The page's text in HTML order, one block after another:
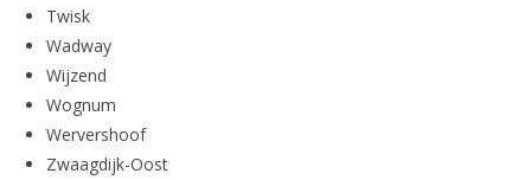
Twisk
Wadway
Wijzend
Wognum
Wervershoof
Zwaagdijk-Oost